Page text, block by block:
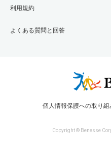
利用規約
よくある質問と回答
個人情報保護への取り組
Copyright © Benesse